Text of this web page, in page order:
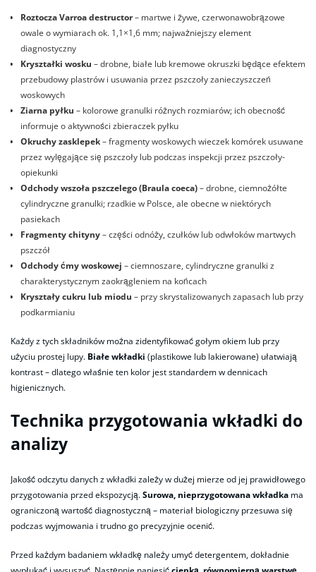
Roztocza Varroa destructor– martwe i żywe, czerwonawobrązowe
owale o wymiarach ok. 1,1×1,6 mm; najważniejszy element
diagnostyczny
Kryształki wosku – drobne, białe lub kremowe okruszki będące efektem
przebudowy plastrów i usuwania przez pszczoły zanieczyszczeń
woskowych
Ziarna pyłku – kolorowe granulki różnych rozmiarów; ich obecność
informuje o aktywności zbieraczek pyłku
Okruchy zasklepek– fragmenty woskowych wieczek komórek usuwane
przez wylęgające się pszczoły lub podczas inspekcji przez pszczoły-
opiekunki
Odchody wszoła pszczelego (Braula coeca)– drobne, ciemnożółte
cylindryczne granulki; rzadkie w Polsce, ale obecne w niektórych
pasiekach
Fragmenty chityny– części odnóży, czułków lub odwłoków martwych
pszczół
Odchody ćmy woskowej – ciemnoszare, cylindryczne granulki z
charakterystycznym zaokrągleniem na końcach
Kryształy cukru lub miodu – przy skrystalizowanych zapasach lub przy
podkarmianiu
Każdy z tych składników można zidentyfikować gołym okiem lub przy
użyciu prostej lupy. Białe wkładki (plastikowe lub lakierowane) ułatwiają
kontrast – dlatego właśnie ten kolor jest standardem w dennicach
higienicznych.
Technika przygotowania wkładki do
analizy
Jakość odczytu danych z wkładki zależy w dużej mierze od jej prawidłowego
przygotowania przed ekspozycją.Surowa, nieprzygotowana wkładka ma
ograniczoną wartość diagnostyczną – materiał biologiczny przesuwa się
podczas wyjmowania i trudno go precyzyjnie ocenić.
Przed każdym badaniem wkładkę należy umyć detergentem, dokładnie